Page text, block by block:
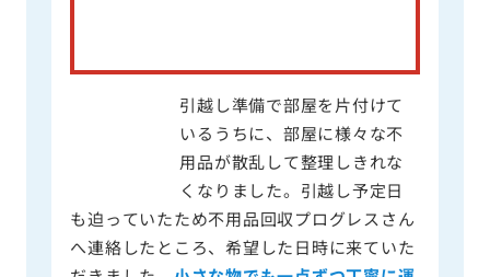
引越し準備で部屋を片付けて
いるうちに、部屋に様々な不
用品が散乱して整理しきれな
くなりました。引越し予定日
も迫っていたため不用品回収プログレスさん
へ連絡したところ、希望した日時に来ていた